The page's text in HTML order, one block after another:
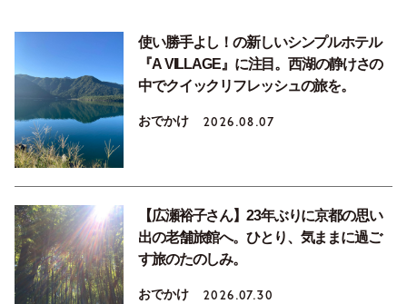
使い勝手よし！の新しいシンプルホテル
『A VILLAGE』に注目。西湖の静けさの
中でクイックリフレッシュの旅を。
おでかけ 2026.08.07
【広瀬裕子さん】23年ぶりに京都の思い
出の老舗旅館へ。ひとり、気ままに過ご
す旅のたのしみ。
おでかけ 2026.07.30